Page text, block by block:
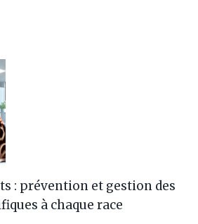
: prévention et gestion des
à chaque race